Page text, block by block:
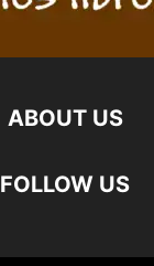
ABOUT US
FOLLOW US